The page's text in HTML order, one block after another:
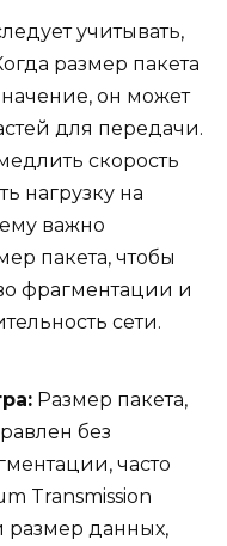
учитывать,
размер пакета
он может
для передачи.
скорость
нагрузку на
важно
пакета, чтобы
фрагментации и
сети.
Размер пакета,
без
часто
Transmission
размер данных,